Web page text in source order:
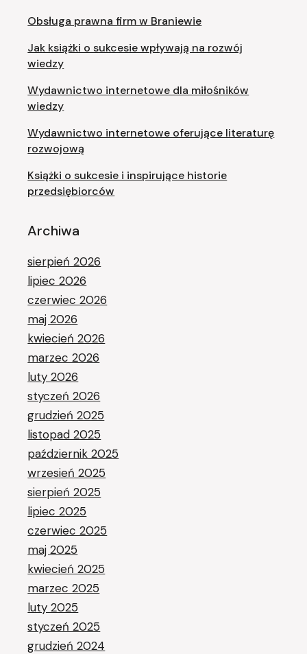
Obsługa prawna firm w Braniewie
Jak książki o sukcesie wpływają na rozwój
wiedzy
Wydawnictwo internetowe dla miłośników
wiedzy
Wydawnictwo internetowe oferujące literaturę
rozwojową
Książki o sukcesie i inspirujące historie
przedsiębiorców
Archiwa
sierpień 2026
lipiec 2026
czerwiec 2026
maj 2026
kwiecień 2026
marzec 2026
luty 2026
styczeń 2026
grudzień 2025
listopad 2025
październik 2025
wrzesień 2025
sierpień 2025
lipiec 2025
czerwiec 2025
maj 2025
kwiecień 2025
marzec 2025
luty 2025
styczeń 2025
grudzień 2024